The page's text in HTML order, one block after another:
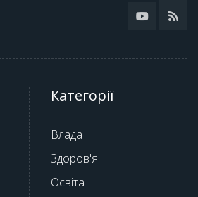
Категорії
Влада
Здоров'я
Освіта